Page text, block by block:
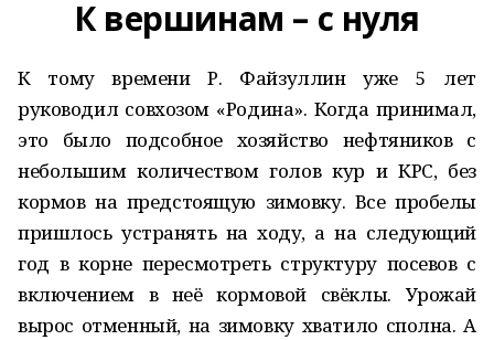
К вершинам – с нуля
К тому времени Р. Файзуллин уже 5 лет
руководил совхозом «Родина». Когда принимал,
это было подсобное хозяйство нефтяников с
небольшим количеством голов кур и КРС, без
кормов на предстоящую зимовку. Все пробелы
пришлось устранять на ходу, а на следующий
год в корне пересмотреть структуру посевов с
включением в неё кормовой свёклы. Урожай
вырос отменный, на зимовку хватило сполна. А